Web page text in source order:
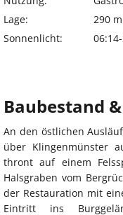
Lage:
290
Sonnenlicht:
Baubestand
An den östlichen
über Klingenmünster
thront auf einem
Halsgraben vom
der Restauration mit
Eintritt ins